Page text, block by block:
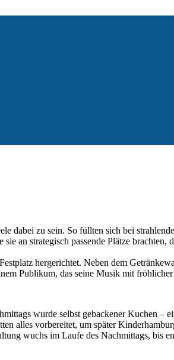
dabei zu sein. So füllten sich bei
an strategisch passende Plätze
hergerichtet. Neben dem
Publikum, das seine Musik mit
wurde selbst gebackener Kuchen –
alles vorbereitet, um später
wuchs im Laufe des Nachmittags, bis